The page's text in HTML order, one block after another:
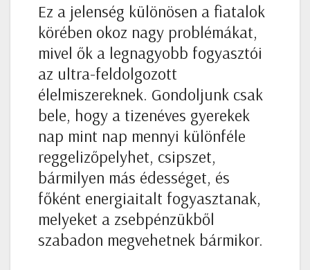
Ez a jelenség különösen a fiatalok
körében okoz nagy problémákat,
mivel ők a legnagyobb fogyasztói
az ultra-feldolgozott
élelmiszereknek. Gondoljunk csak
bele, hogy a tizenéves gyerekek
nap mint nap mennyi különféle
reggelizőpelyhet, csipszet,
bármilyen más édességet, és
főként energiaitalt fogyasztanak,
melyeket a zsebpénzükből
szabadon megvehetnek bármikor.